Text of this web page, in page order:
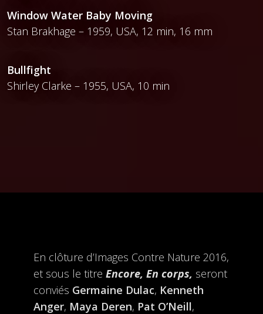
Window Water Baby Moving
Stan Brakhage – 1959, USA, 12 min, 16 mm
Bullfight
Shirley Clarke – 1955, USA, 10 min
En clôture d’Images Contre Nature 2016,
et sous le titre Encore, En corps, seront
conviés Germaine Dulac, Kenneth
Anger, Maya Deren, Pat O’Neill,